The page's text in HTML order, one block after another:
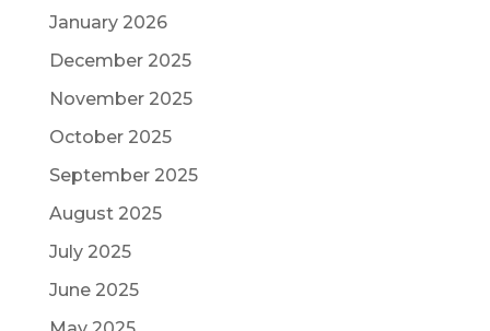
January 2026
December 2025
November 2025
October 2025
September 2025
August 2025
July 2025
June 2025